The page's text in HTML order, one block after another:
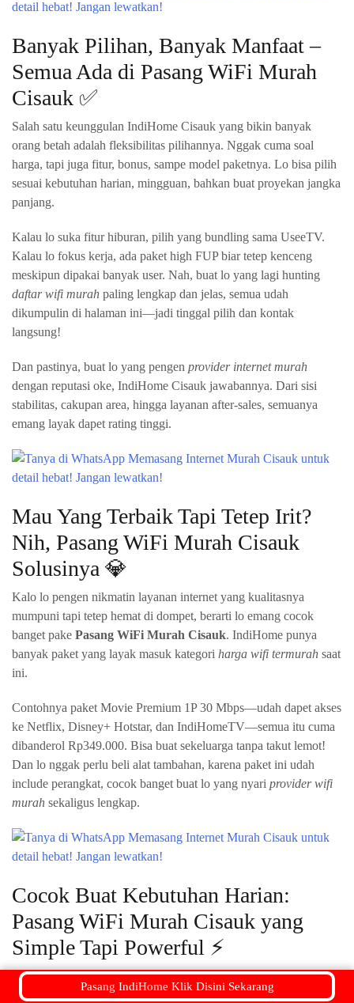
Banyak Pilihan, Banyak Manfaat –
Semua Ada di Pasang WiFi Murah
Cisauk ✅
Salah satu keunggulan IndiHome Cisauk yang bikin banyak
orang betah adalah fleksibilitas pilihannya. Nggak cuma soal
harga, tapi juga fitur, bonus, sampe model paketnya. Lo bisa pilih
sesuai kebutuhan harian, mingguan, bahkan buat proyekan jangka
panjang.
Kalau lo suka fitur hiburan, pilih yang bundling sama UseeTV.
Kalau lo fokus kerja, ada paket high FUP biar tetep kenceng
meskipun dipakai banyak user. Nah, buat lo yang lagi hunting
daftar wifi murah paling lengkap dan jelas, semua udah
dikumpulin di halaman ini—jadi tinggal pilih dan kontak
langsung!
Dan pastinya, buat lo yang pengen provider internet murah
dengan reputasi oke, IndiHome Cisauk jawabannya. Dari sisi
stabilitas, cakupan area, hingga layanan after-sales, semuanya
emang layak dapet rating tinggi.
Mau Yang Terbaik Tapi Tetep Irit?
Nih, Pasang WiFi Murah Cisauk
Solusinya 💎
Kalo lo pengen nikmatin layanan internet yang kualitasnya
mumpuni tapi tetep hemat di dompet, berarti lo emang cocok
banget pake Pasang WiFi Murah Cisauk. IndiHome punya
banyak paket yang layak masuk kategori harga wifi termurah saat
ini.
Contohnya paket Movie Premium 1P 30 Mbps—udah dapet akses
ke Netflix, Disney+ Hotstar, dan IndiHomeTV—semua itu cuma
dibanderol Rp349.000. Bisa buat sekeluarga tanpa takut lemot!
Dan lo nggak perlu beli alat tambahan, karena paket ini udah
include perangkat, cocok banget buat lo yang nyari provider wifi
murah sekaligus lengkap.
Cocok Buat Kebutuhan Harian:
Pasang WiFi Murah Cisauk yang
Simple Tapi Powerful ⚡
Lo butuh koneksi harian buat kerja, scroll medsos, video call sama
pacar (wkwk), atau nonton YouTube tiap malam? Yaudah, tinggal
Pasang IndiHome Klik Disini Sekarang